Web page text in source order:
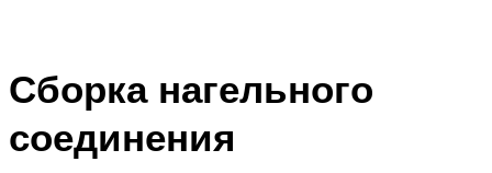
Сборка нагельного
соединения